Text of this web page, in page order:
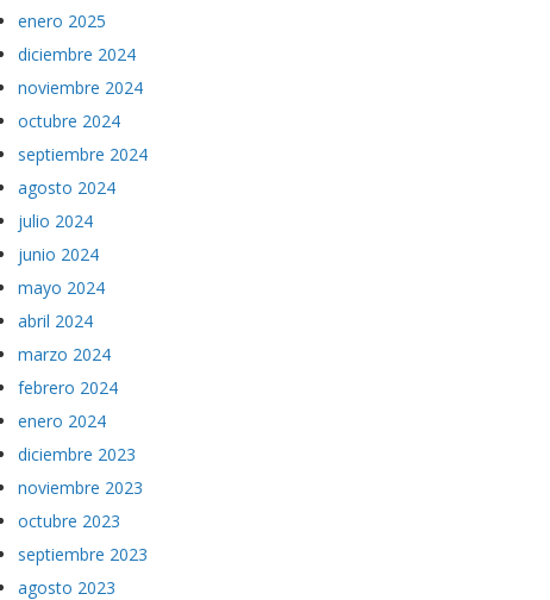
enero 2025
diciembre 2024
noviembre 2024
octubre 2024
septiembre 2024
agosto 2024
julio 2024
junio 2024
mayo 2024
abril 2024
marzo 2024
febrero 2024
enero 2024
diciembre 2023
noviembre 2023
octubre 2023
septiembre 2023
agosto 2023